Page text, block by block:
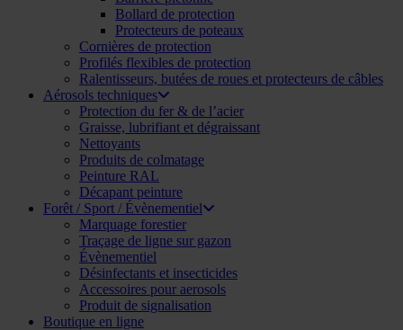
Bollard de protection
Protecteurs de poteaux
Cornières de protection
Profilés flexibles de protection
Ralentisseurs, butées de roues et protecteurs de câbles
Aérosols techniques
Protection du fer & de l’acier
Graisse, lubrifiant et dégraissant
Nettoyants
Produits de colmatage
Peinture RAL
Décapant peinture
Forêt / Sport / Évènementiel
Marquage forestier
Traçage de ligne sur gazon
Évènementiel
Désinfectants et insecticides
Accessoires pour aerosols
Produit de signalisation
Boutique en ligne